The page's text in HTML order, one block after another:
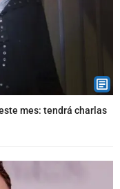
mes: tendrá charlas